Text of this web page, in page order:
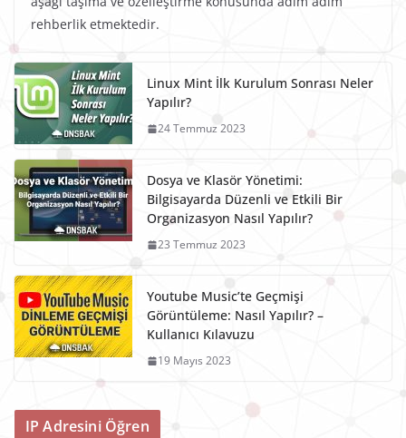
rehberlik etmektedir.
Linux Mint İlk Kurulum Sonrası Neler
Yapılır?
24 Temmuz 2023
Dosya ve Klasör Yönetimi:
Bilgisayarda Düzenli ve Etkili Bir
Organizasyon Nasıl Yapılır?
23 Temmuz 2023
Youtube Music’te Geçmişi
Görüntüleme: Nasıl Yapılır? –
Kullanıcı Kılavuzu
19 Mayıs 2023
IP Adresini Öğren